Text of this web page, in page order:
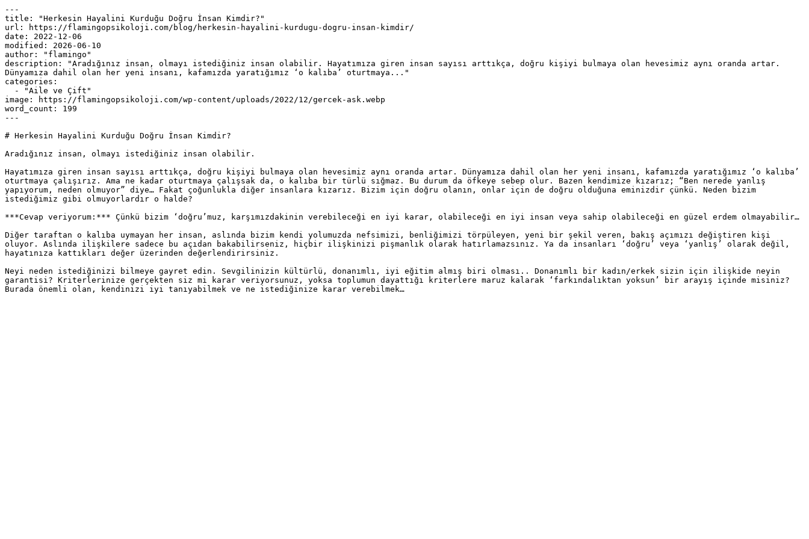
---
title: "Herkesin Hayalini Kurduğu Doğru İnsan Kimdir?"
url: https://flamingopsikoloji.com/blog/herkesin-hayalini-kurdugu-dogru-insan-kimdir/
date: 2022-12-06
modified: 2026-06-10
author: "flamingo"
description: "Aradığınız insan, olmayı istediğiniz insan olabilir. Hayatımıza giren insan sayısı arttıkça, doğru kişiyi bulmaya olan hevesimiz aynı oranda artar.
Dünyamıza dahil olan her yeni insanı, kafamızda yaratığımız ‘o kalıba’ oturtmaya..."
categories:
image: https://flamingopsikoloji.com/wp-content/uploads/2022/12/gercek-ask.webp
word_count: 199
---
# Herkesin Hayalini Kurduğu Doğru İnsan Kimdir?
Aradığınız insan, olmayı istediğiniz insan olabilir.
Hayatımıza giren insan sayısı arttıkça, doğru kişiyi bulmaya olan hevesimiz aynı oranda artar. Dünyamıza dahil olan her yeni insanı, kafamızda yaratığımız ‘o kalıba’
oturtmaya çalışırız. Ama ne kadar oturtmaya çalışsak da, o kalıba bir türlü sığmaz. Bu durum da öfkeye sebep olur. Bazen kendimize kızarız; “Ben nerede yanlış
yapıyorum, neden olmuyor” diye… Fakat çoğunlukla diğer insanlara kızarız. Bizim için doğru olanın, onlar için de doğru olduğuna eminizdir çünkü. Neden bizim
istediğimiz gibi olmuyorlardır o halde?
***Cevap veriyorum:*** Çünkü bizim ‘doğru’muz, karşımızdakinin verebileceği en iyi karar, olabileceği en iyi insan veya sahip olabileceği en güzel erdem olmayabilir…
Diğer taraftan o kalıba uymayan her insan, aslında bizim kendi yolumuzda nefsimizi, benliğimizi törpüleyen, yeni bir şekil veren, bakış açımızı değiştiren kişi
oluyor. Aslında ilişkilere sadece bu açıdan bakabilirseniz, hiçbir ilişkinizi pişmanlık olarak hatırlamazsınız. Ya da insanları ‘doğru’ veya ‘yanlış’ olarak değil,
hayatınıza kattıkları değer üzerinden değerlendirirsiniz.
Neyi neden istediğinizi bilmeye gayret edin. Sevgilinizin kültürlü, donanımlı, iyi eğitim almış biri olması.. Donanımlı bir kadın/erkek sizin için ilişkide neyin
garantisi? Kriterlerinize gerçekten siz mi karar veriyorsunuz, yoksa toplumun dayattığı kriterlere maruz kalarak ‘farkındalıktan yoksun’ bir arayış içinde misiniz?
Burada önemli olan, kendinizi iyi tanıyabilmek ve ne istediğinize karar verebilmek…